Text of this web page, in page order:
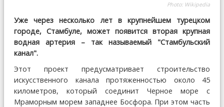
Photo: Wikipedia
Уже через несколько лет в крупнейшем турецком
городе, Стамбуле, может появится вторая крупная
водная артерия – так называемый "Стамбульский
канал".
Этот проект предусматривает строительство
искусственного канала протяженностью около 45
километров, который соединит Черное море с
Мраморным морем западнее Босфора. При этом часть